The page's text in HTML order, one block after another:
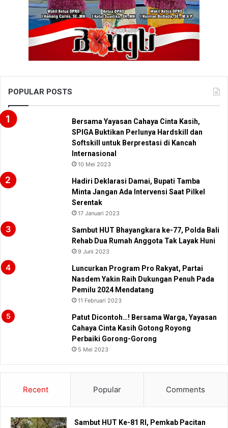
POPULAR POSTS
Bersama Yayasan Cahaya Cinta Kasih,
SPIGA Buktikan Perlunya Hardskill dan
Softskill untuk Berprestasi di Kancah
Internasional
10 Mei 2023
Hadiri Deklarasi Damai, Bupati Tamba
Minta Jangan Ada Intervensi Saat Pilkel
Serentak
17 Januari 2023
Sambut HUT Bhayangkara ke-77, Polda Bali
Rehab Dua Rumah Anggota Tak Layak Huni
9 Juni 2023
Luncurkan Program Pro Rakyat, Partai
Nasdem Yakin Raih Dukungan Penuh Pada
Pemilu 2024 Mendatang
11 Februari 2023
Patut Dicontoh…! Bersama Warga, Yayasan
Cahaya Cinta Kasih Gotong Royong
Perbaiki Gorong-Gorong
5 Mei 2023
Recent Popular Comments
Sambut HUT Ke-81 RI, Pemkab Pacitan